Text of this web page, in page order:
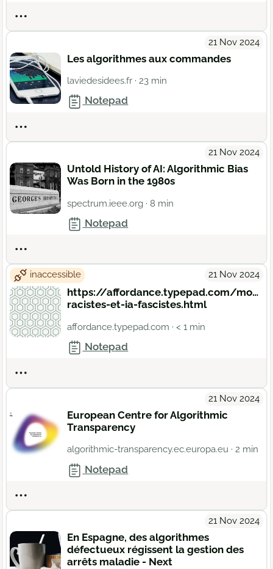
21 Nov 2024
Les algorithmes aux commandes
laviedesidees.fr · 23 min
Notepad
21 Nov 2024
Untold History of AI: Algorithmic Bias
Was Born in the 1980s
spectrum.ieee.org · 8 min
Notepad
inaccessible 21 Nov 2024
https://affordance.typepad.com/
racistes-et-ia-fascistes.html
affordance.typepad.com · < 1 min
Notepad
21 Nov 2024
European Centre for Algorithmic
Transparency
algorithmic-transparency.ec.europa.eu · 2 min
Notepad
21 Nov 2024
En Espagne, des algorithmes
défectueux régissent la gestion des
arrêts maladie - Next